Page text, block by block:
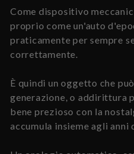
Come dispositivo
proprio come un'auto
praticamente per sempre
correttamente.
È quindi un oggetto che
generazione, o addirittura
bene prezioso con la
accumula insieme agli anni